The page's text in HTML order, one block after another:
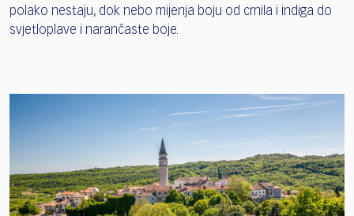
polako nestaju, dok nebo mijenja boju od crnila i indiga do
svjetloplave i narančaste boje.